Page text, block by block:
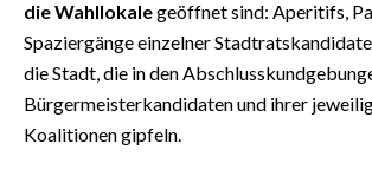
INFO AZIENDE
ABBONATI
ANNUNCI
die Wahllokalegeöffnet sind: Aperitifs,
Spaziergänge einzelner
die Stadt, die in den
Bürgermeisterkandidaten und ihrer
Koalitionen gipfeln.